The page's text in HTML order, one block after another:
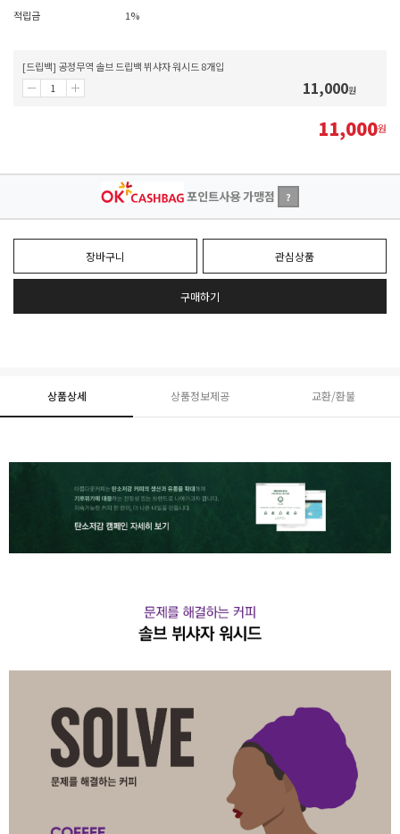
적립금
1%
[드립백] 공정무역 솔브 드립백 뷔샤자 워시드 8개입
11,000원
11,000원
포인트사용 가맹점 ?
장바구니 관심상품
구매하기
상품상세 상품정보제공 교환/환불